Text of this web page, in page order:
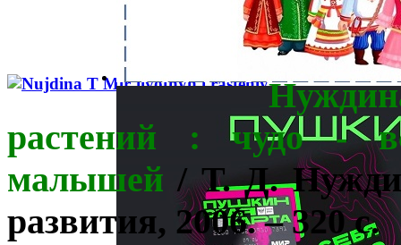
растений : чудо -
малышей / Т. Д.
развития, 2006. – 320 с.